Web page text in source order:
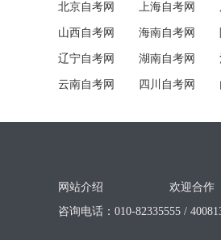
北京自考网 上海自考网
山西自考网 海南自考网
辽宁自考网 湖南自考网
云南自考网 四川自考网
网站介绍 欢迎合作
咨询电话：010-82335555 /